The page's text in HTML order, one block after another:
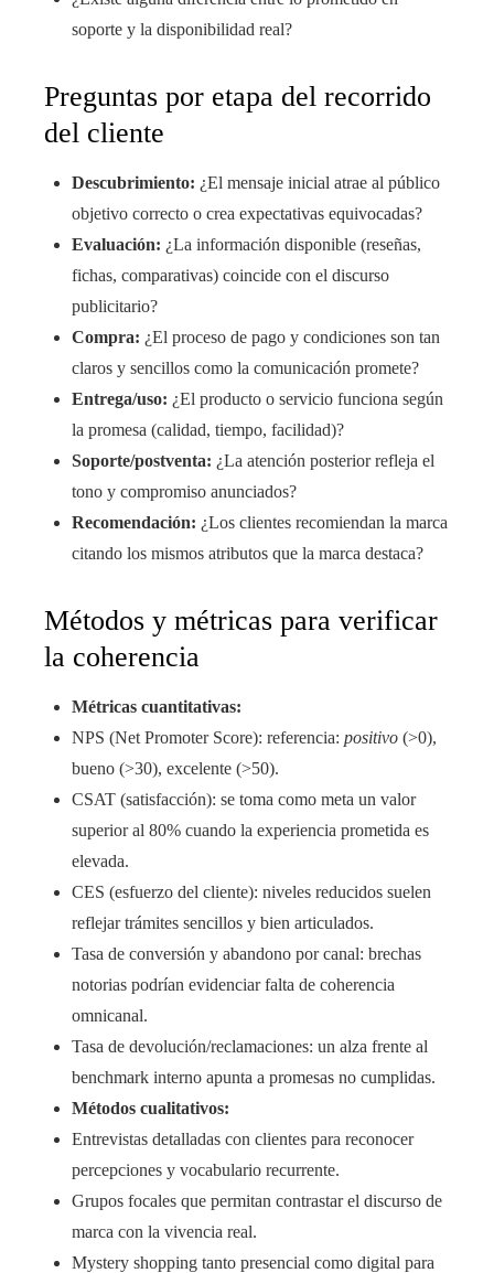
soporte y la disponibilidad real?
Preguntas por etapa del recorrido
del cliente
Descubrimiento: ¿El mensaje inicial atrae al público
objetivo correcto o crea expectativas equivocadas?
Evaluación: ¿La información disponible (reseñas,
fichas, comparativas) coincide con el discurso
publicitario?
Compra: ¿El proceso de pago y condiciones son tan
claros y sencillos como la comunicación promete?
Entrega/uso: ¿El producto o servicio funciona según
la promesa (calidad, tiempo, facilidad)?
Soporte/postventa: ¿La atención posterior refleja el
tono y compromiso anunciados?
Recomendación: ¿Los clientes recomiendan la marca
citando los mismos atributos que la marca destaca?
Métodos y métricas para verificar
la coherencia
Métricas cuantitativas:
NPS (Net Promoter Score): referencia: positivo (>0),
bueno (>30), excelente (>50).
CSAT (satisfacción): se toma como meta un valor
superior al 80% cuando la experiencia prometida es
elevada.
CES (esfuerzo del cliente): niveles reducidos suelen
reflejar trámites sencillos y bien articulados.
Tasa de conversión y abandono por canal: brechas
notorias podrían evidenciar falta de coherencia
omnicanal.
Tasa de devolución/reclamaciones: un alza frente al
benchmark interno apunta a promesas no cumplidas.
Métodos cualitativos:
Entrevistas detalladas con clientes para reconocer
percepciones y vocabulario recurrente.
Grupos focales que permitan contrastar el discurso de
marca con la vivencia real.
Mystery shopping tanto presencial como digital para